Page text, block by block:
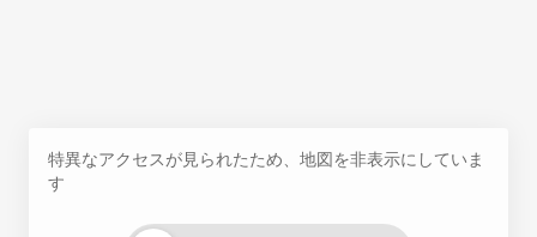
特異なアクセスが見られたため、地図を非表示にしていま
す